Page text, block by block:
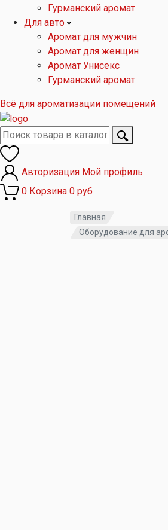
Гурманский аромат
Для авто
Аромат для мужчин
Аромат для женщин
Аромат Унисекс
Гурманский аромат
Всё для ароматизации помещений
Авторизация Мой профиль
0 Корзина 0 руб
Главная
Оборудование для